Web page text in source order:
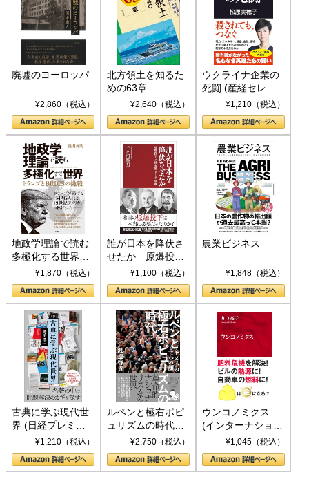
廃墟のヨーロッパ
¥2,860（税込）
北方領土を知るた
めの63章
¥2,640（税込）
ウクライナ企業の
死闘 (産経セレク
ト S 039)¥1,210（税込）
地政学理論で読む
多極化する世界：
トランプとBRICS
の挑戦
¥1,870（税込）
誰が日本を降伏さ
せたか 原爆投
下、ソ連参戦、そ
して聖断 (PHP新
書)
¥1,100（税込）
農業ビジネス
¥1,848（税込）
古典に学ぶ現代世
界 (日経プレミア
シリーズ)¥1,210（税込）
ルペンと極右ポピ
ュリズムの時代：
〈ヤヌス〉の二つ
の顔
¥2,750（税込）
ウンコノミクス
(インターナショナ
ル新書)¥1,045（税込）